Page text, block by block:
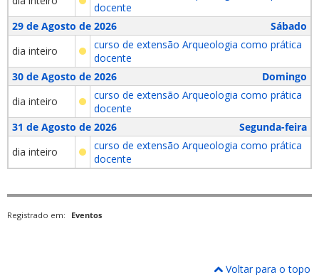
docente
29 de Agosto de 2026
Sábado
dia inteiro
curso de extensão Arqueologia como prática
docente
30 de Agosto de 2026
Domingo
dia inteiro
curso de extensão Arqueologia como prática
docente
31 de Agosto de 2026
Segunda-feira
dia inteiro
curso de extensão Arqueologia como prática
docente
Registrado em: Eventos
Voltar para o topo